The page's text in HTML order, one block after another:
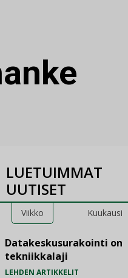
LUETUIMMAT
UUTISET
Viikko Kuukausi
Datakeskusurakointi on
tekniikkalaji
LEHDEN ARTIKKELIT